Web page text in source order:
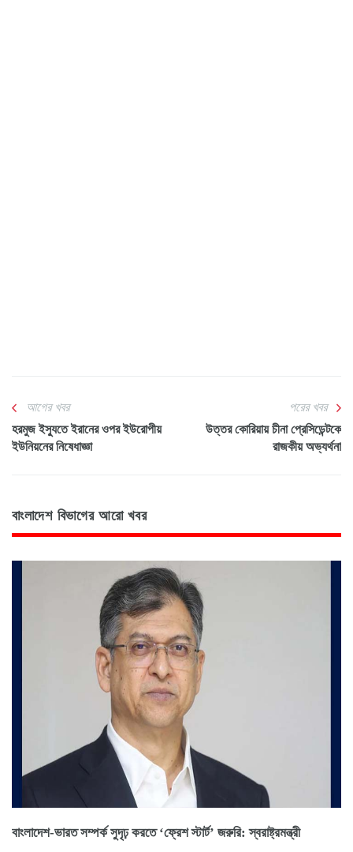
আগের খবর
হরমুজ ইস্যুতে ইরানের ওপর ইউরোপীয়
ইউনিয়নের নিষেধাজ্ঞা
পরের খবর
উত্তর কোরিয়ায় চীনা প্রেসিডেন্টকে
রাজকীয় অভ্যর্থনা
বাংলাদেশ বিভাগের আরো খবর
বাংলাদেশ-ভারত সম্পর্ক সুদৃঢ় করতে ‘ফ্রেশ স্টার্ট’ জরুরি: স্বরাষ্ট্রমন্ত্রী